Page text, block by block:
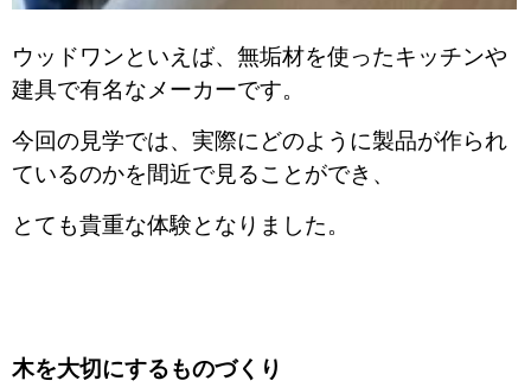
ウッドワンといえば、無垢材を使ったキッチンや
建具で有名なメーカーです。
今回の見学では、実際にどのように製品が作られ
ているのかを間近で見ることができ、
とても貴重な体験となりました。
木を大切にするものづくり